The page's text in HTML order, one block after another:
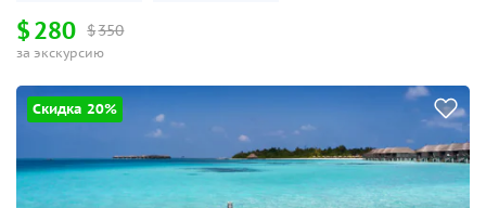
$350
$280
за экскурсию
Скидка 20%